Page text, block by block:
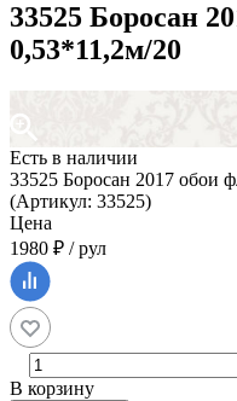
33525 Боросан
0,53*11,2м/20
Есть в наличии
33525 Боросан 2017 обои
(Артикул: 33525)
Цена
1980 ₽ / рул
В корзину